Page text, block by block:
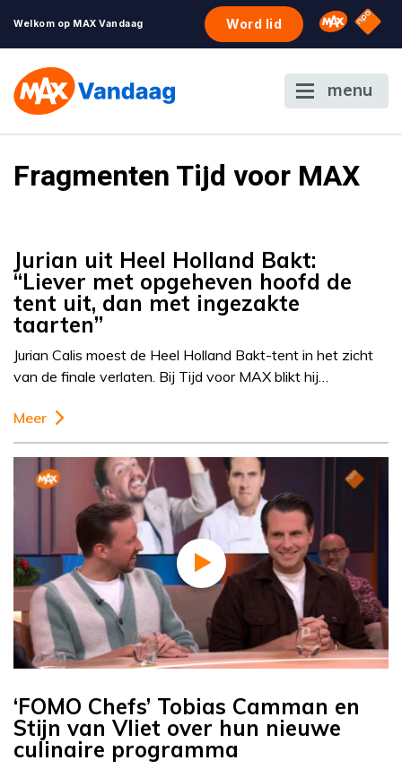
Welkom op MAX Vandaag Word lid Omroep
NPO
menu
Fragmenten Tijd voor MAX
Jurian uit Heel Holland Bakt:
“Liever met opgeheven hoofd de
tent uit, dan met ingezakte
taarten”
Jurian Calis moest de Heel Holland Bakt-tent in het zicht
van de finale verlaten. Bij Tijd voor MAX blikt hij…
Meer
‘FOMO Chefs’ Tobias Camman en
Stijn van Vliet over hun nieuwe
culinaire programma